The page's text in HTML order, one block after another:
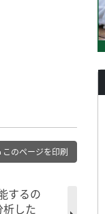
このページを印刷
するの
した